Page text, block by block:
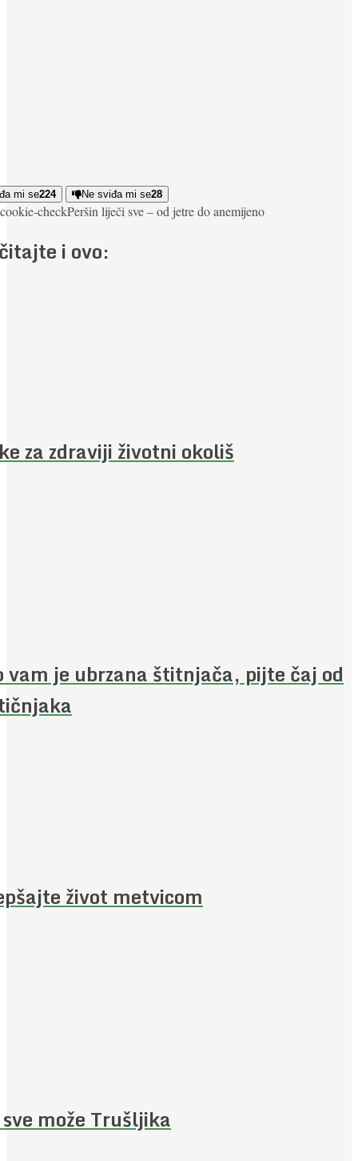
mi se224 Ne sviđa mi se28
cookie-checkPeršin liječi sve – od jetre do anemijeno
i ovo:
za zdraviji životni okoliš
vam je ubrzana štitnjača, pijte čaj od
život metvicom
može Trušljika